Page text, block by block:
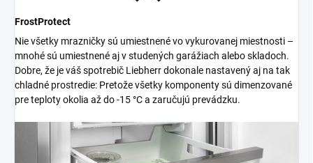
FrostProtect
Nie všetky mrazničky sú umiestnené vo vykurovanej miestnosti –
mnohé sú umiestnené aj v studených garážiach alebo skladoch.
Dobre, že je váš spotrebič Liebherr dokonale nastavený aj na tak
chladné prostredie: Pretože všetky komponenty sú dimenzované
pre teploty okolia až do -15 °C a zaručujú prevádzku.